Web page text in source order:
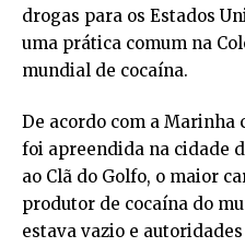
drogas para os Estados
uma prática comum na
mundial de cocaína.
De acordo com a Marinha
foi apreendida na cidade
ao Clã do Golfo, o maior
produtor de cocaína do
estava vazio e